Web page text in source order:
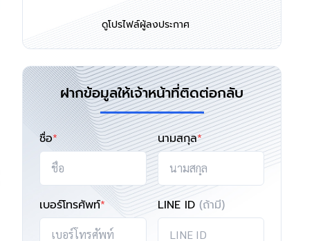
ดูโปรไฟล์ผู้ลงประกาศ
ฝากข้อมูลให้เจ้าหน้าที่ติดต่อกลับ
ชื่อ* นามสกุล*
เบอร์โทรศัพท์* LINE ID (ถ้ามี)